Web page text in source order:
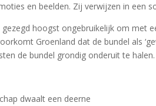
en beelden. Zij verwijzen in een
hoogst ongebruikelijk om met
Groenland dat de bundel als
de bundel grondig onderuit te
dwaalt een deerne